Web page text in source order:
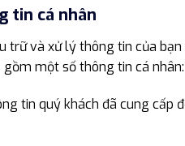
tin cá nhân
trữ và xử lý thông tin của
một số thông tin cá
tin quý khách đã cung